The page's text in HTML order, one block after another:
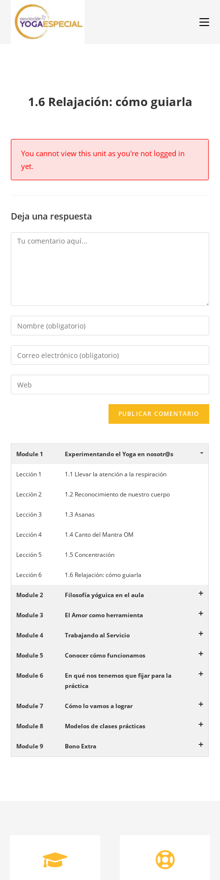
1.6 Relajación: cómo guiarla
You cannot view this unit as you're not logged in
yet.
Deja una respuesta
Module 1 Experimentando el Yoga en nosotr@s -
Lección 1 1.1 Llevar la atención a la respiración
Lección 2 1.2 Reconocimiento de nuestro cuerpo
Lección 3 1.3 Asanas
Lección 4 1.4 Canto del Mantra OM
Lección 5 1.5 Concentración
Lección 6 1.6 Relajación: cómo guiarla
Module 2 Filosofía yóguica en el aula +
Module 3 El Amor como herramienta +
Module 4 Trabajando al Servicio +
Module 5 Conocer cómo funcionamos +
Module 6
En qué nos tenemos que fijar para la
práctica
+
Module 7 Cómo lo vamos a lograr +
Module 8 Modelos de clases prácticas +
Module 9 Bono Extra +